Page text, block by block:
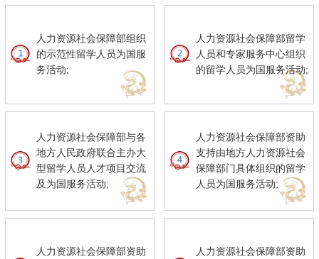
人力资源社会保障部组织
的示范性留学人员为国服
务活动;
人力资源社会保障部留学
人员和专家服务中心组织
的留学人员为国服务活动;
人力资源社会保障部与各
地方人民政府联合主办大
型留学人员人才项目交流
及为国服务活动;
人力资源社会保障部资助
支持由地方人力资源社会
保障部门具体组织的留学
人员为国服务活动;
人力资源社会保障部资助
人力资源社会保障部资助